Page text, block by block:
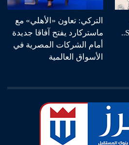
جديدة لعملاء حساب Start..
التركي: تعاون «الأهلي» مع
ماستركارد يفتح آفاقا جديدة
أمام الشركات المصرية في
الأسواق العالمية